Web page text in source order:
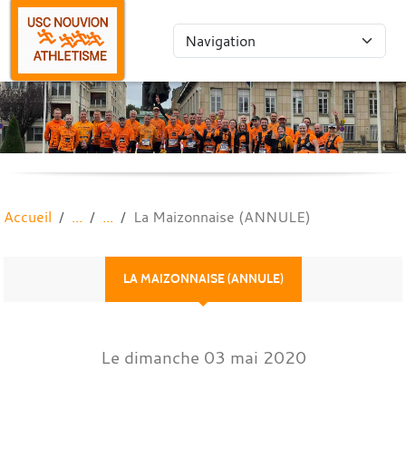
Accueil La Maizonnaise (ANNULE)
LA MAIZONNAISE (ANNULE)
Le dimanche 03 mai 2020
Panneau de gestion des cookies